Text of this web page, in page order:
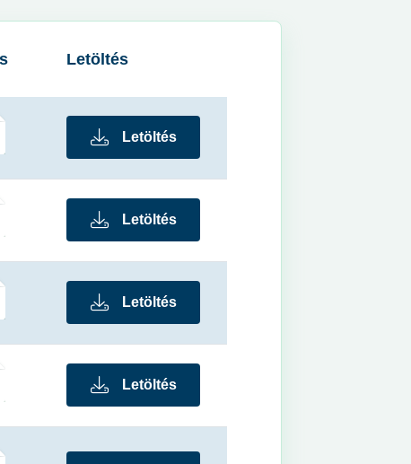
Letöltés
Letöltés
Letöltés
Letöltés
Letöltés